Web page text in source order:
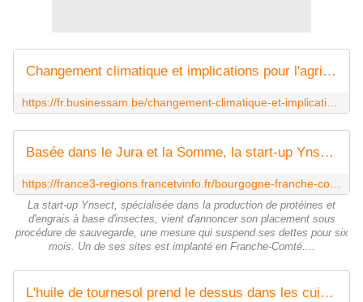
Changement climatique et implications pour l'agriculture en Europe
Basée dans le Jura et la Somme, la start-up Ynsect, spécialisée dans les protéines d'insectes, en procédure de sauvegarde
La start-up Ynsect, spécialisée dans la production de protéines et
d'engrais à base d'insectes, vient d'annoncer son placement sous
procédure de sauvegarde, une mesure qui suspend ses dettes pour six
mois. Un de ses sites est implanté en Franche-Comté....
L'huile de tournesol prend le dessus dans les cuisines espagnoles